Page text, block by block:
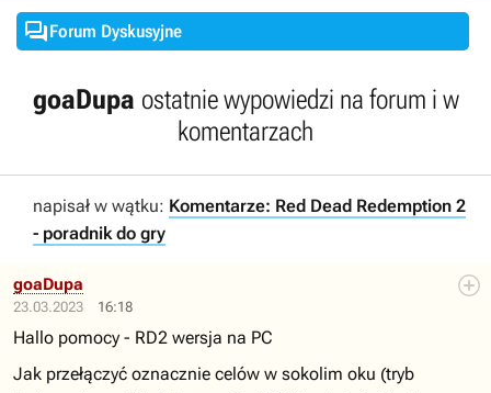
Forum Dyskusyjne
goaDupa ostatnie wypowiedzi na forum i w
komentarzach
napisał w wątku: Komentarze: Red Dead Redemption 2
- poradnik do gry
23.03.2023 16:18
goaDupa
Hallo pomocy - RD2 wersja na PC
Jak przełączyć oznacznie celów w sokolim oku (tryb